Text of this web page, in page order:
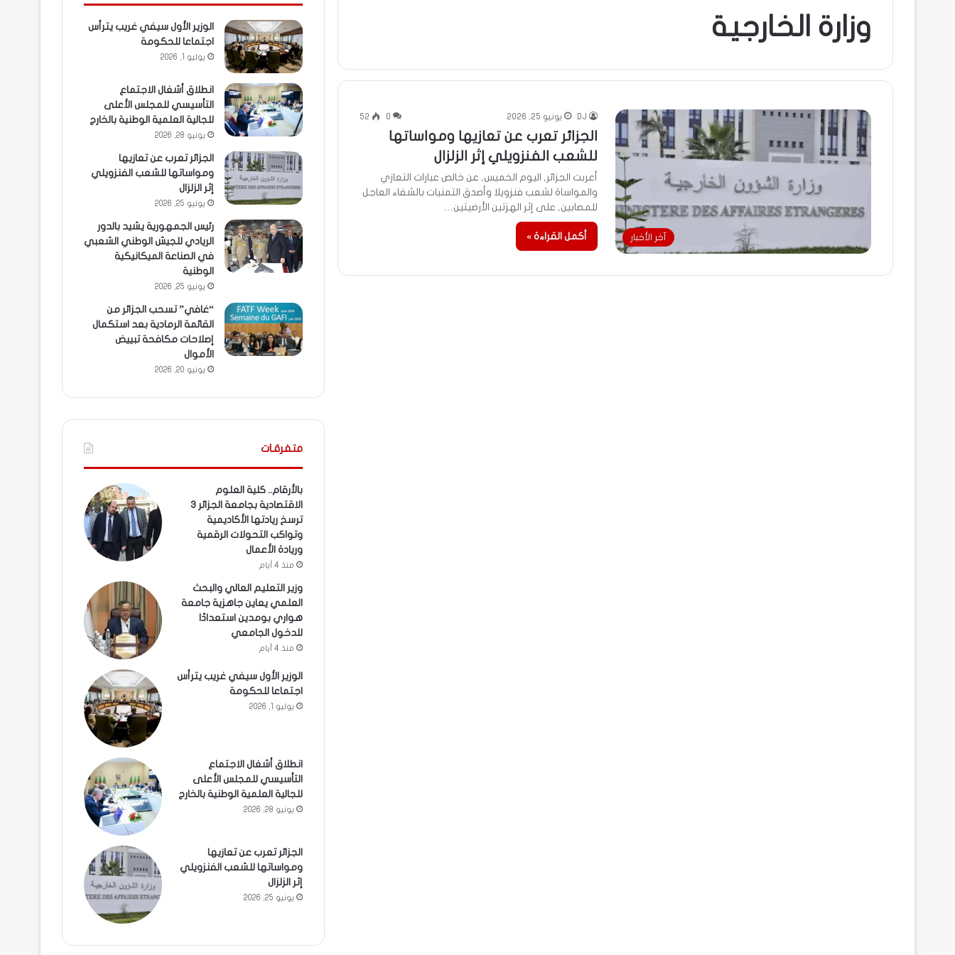
وزارة الخارجية
آخر الأخبار
DJ يونيو 25, 2026 0
52
الجزائر تعرب عن تعازيها ومواساتها
للشعب الفنزويلي إثر الزلزال
أعربت الجزائر, اليوم الخميس, عن خالص عبارات التعازي
والمواساة لشعب فنزويلا وأصدق التمنيات بالشفاء العاجل
للمصابين, على إثر الهزتين الأرضيتين…
أكمل القراءة »
الوزير الأول سيفي غريب يترأس
اجتماعا للحكومة
يوليو 1, 2026
انطلاق أشغال الاجتماع
التأسيسي للمجلس الأعلى
للجالية العلمية الوطنية بالخارج
يونيو 28, 2026
الجزائر تعرب عن تعازيها
ومواساتها للشعب الفنزويلي
إثر الزلزال
يونيو 25, 2026
رئيس الجمهورية يشيد بالدور
الريادي للجيش الوطني الشعبي
في الصناعة الميكانيكية
الوطنية
يونيو 25, 2026
“غافي” تسحب الجزائر من
القائمة الرمادية بعد استكمال
إصلاحات مكافحة تبييض
الأموال
يونيو 20, 2026
متفرقـات
بالأرقام.. كلية العلوم
الاقتصادية بجامعة الجزائر 3
ترسخ ريادتها الأكاديمية
وتواكب التحولات الرقمية
وريادة الأعمال
منذ 4 أيام
وزير التعليم العالي والبحث
العلمي يعاين جاهزية جامعة
هواري بومدين استعدادًا
للدخول الجامعي
منذ 4 أيام
الوزير الأول سيفي غريب يترأس
اجتماعا للحكومة
يوليو 1, 2026
انطلاق أشغال الاجتماع
التأسيسي للمجلس الأعلى
للجالية العلمية الوطنية بالخارج
يونيو 28, 2026
الجزائر تعرب عن تعازيها
ومواساتها للشعب الفنزويلي
إثر الزلزال
يونيو 25, 2026